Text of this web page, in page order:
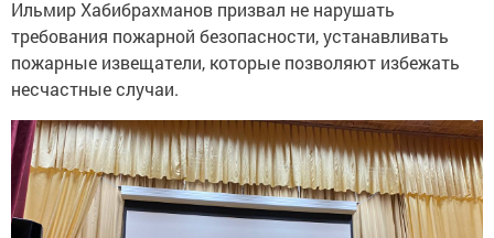
Ильмир Хабибрахманов призвал не нарушать
требования пожарной безопасности, устанавливать
пожарные извещатели, которые позволяют избежать
несчастные случаи.